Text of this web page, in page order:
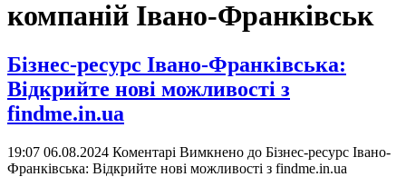
компаній Івано-Франківськ
Бізнес-ресурс Івано-Франківська:
Відкрийте нові можливості з
findme.in.ua
19:07 06.08.2024 Коментарі Вимкнено до Бізнес-ресурс Івано-
Франківська: Відкрийте нові можливості з findme.in.ua